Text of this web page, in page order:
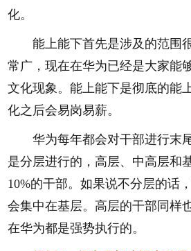
化。
能上能下首先是涉及的范围
常广，现在在华为已经是大家能
文化现象。能上能下是彻底的能
化之后会易岗易薪。
华为每年都会对干部进行末
是分层进行的，高层、中高层和
10%的干部。如果说不分层的话
会集中在基层。高层的干部同样
在华为都是强势执行的。